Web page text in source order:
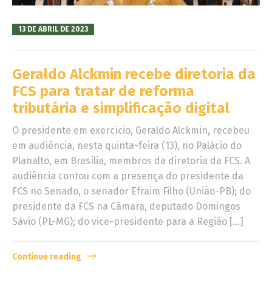
13 DE ABRIL DE 2023
Geraldo Alckmin recebe diretoria da
FCS para tratar de reforma
tributária e simplificação digital
O presidente em exercício, Geraldo Alckmin, recebeu
em audiência, nesta quinta-feira (13), no Palácio do
Planalto, em Brasília, membros da diretoria da FCS. A
audiência contou com a presença do presidente da
FCS no Senado, o senador Efraim Filho (União-PB); do
presidente da FCS na Câmara, deputado Domingos
Sávio (PL-MG); do vice-presidente para a Região […]
Continue reading